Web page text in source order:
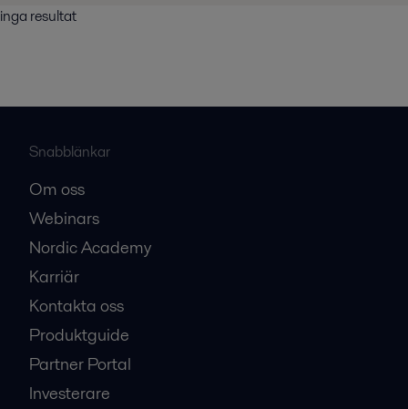
inga resultat
Snabblänkar
Om oss
Webinars
Nordic Academy
Karriär
Kontakta oss
Produktguide
Partner Portal
Investerare